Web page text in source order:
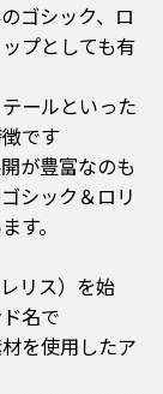
ゴシック、ロ
プとしても有
ールといった
です
が豊富なのも
シック＆ロリ
す。
リス）を始
名で
を使用したア